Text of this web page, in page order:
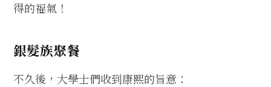
得的福氣！
銀髮族聚餐
不久後，大學士們收到康熙的旨意：